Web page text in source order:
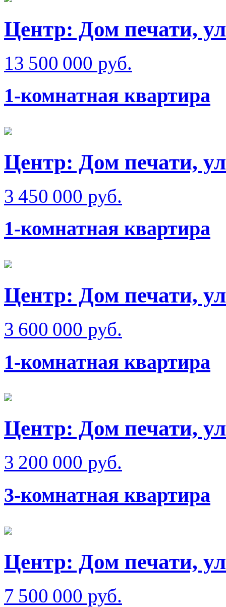
Центр: Дом печати,
13 500 000 руб.
1-комнатная квартира
Центр: Дом печати,
3 450 000 руб.
1-комнатная квартира
Центр: Дом печати,
3 600 000 руб.
1-комнатная квартира
Центр: Дом печати,
3 200 000 руб.
3-комнатная квартира
Центр: Дом печати,
7 500 000 руб.